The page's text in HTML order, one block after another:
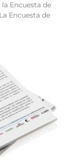
Encuesta de
Encuesta de